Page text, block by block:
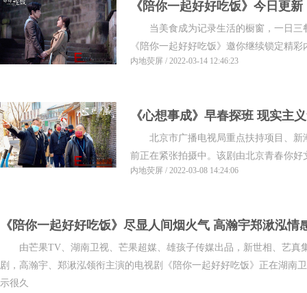
《陪你一起好好吃饭》今日更
甜恋情
当美食成为记录生活的橱窗，一日三
《陪你一起好好吃饭》邀你继续锁定
内地荧屏 / 2022-03-14 12:46:23
《心想事成》早春探班 现实主
北京市广播电视局重点扶持项目、新
前正在紧张拍摄中。该剧由北京青春你好
内地荧屏 / 2022-03-08 14:24:06
《陪你一起好好吃饭》尽显人间烟火气 高瀚宇郑湫泓情
由芒果TV、湖南卫视、芒果超媒、雄孩子传媒出品，新世相、艺真
剧，高瀚宇、郑湫泓领衔主演的电视剧《陪你一起好好吃饭》正在湖南
示很久